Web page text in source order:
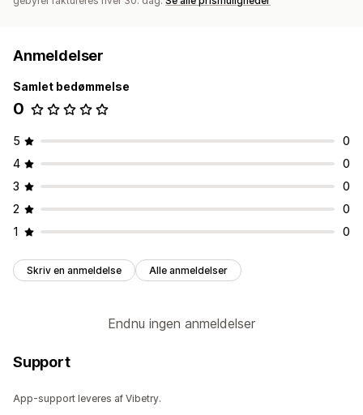
Anmeldelser
Samlet bedømmelse
0
5
0
4
0
3
0
2
0
1
0
Skriv en anmeldelse Alle anmeldelser
Endnu ingen anmeldelser
Support
App-support leveres af Vibetry.